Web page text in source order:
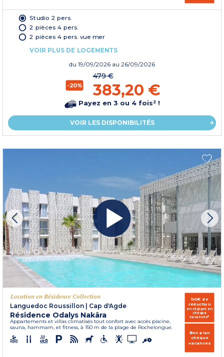
Studio 2 pers.
2 pièces 4 pers.
2 pièces 4 pers. vue mer
VOIR PLUS DE LOGEMENTS
du 19/09/2026 au 26/09/2026
-20%
479 €
383,20 €
Payez en 3 ou 4 fois² !
VOIR LES DISPONIBILITÉS
Location en Résidence Collection
Languedoc Roussillon
Cap d'Agde
Résidence Odalys Nakâra
Appartements et villas climatisés tout confort avec accès piscine,
sauna, hammam, et fitness, à 150 m de la plage de Rochelongue.
150€ de
réduction
en réglant en
chèque
vacances*
Bon plan
chèque
vacances